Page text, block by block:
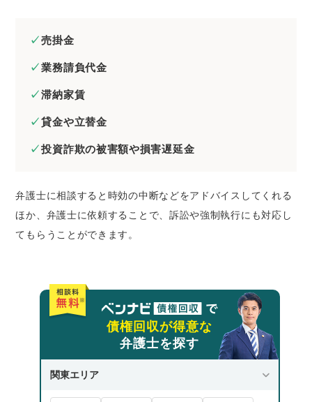
売掛金
業務請負代金
滞納家賃
貸金や立替金
投資詐欺の被害額や損害遅延金
弁護士に相談すると時効の中断などをアドバイスしてくれる
ほか、弁護士に依頼することで、訴訟や強制執行にも対応し
てもらうことができます。
債権回収が得意な
弁護士を探す
関東エリア